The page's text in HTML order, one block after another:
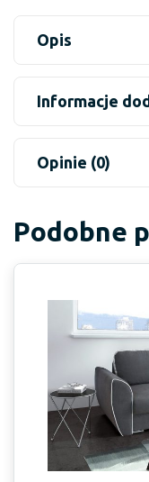
Opis
Informacje
Opinie (0)
Podobne